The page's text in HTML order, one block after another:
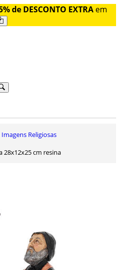
de DESCONTO EXTRA em
Imagens Religiosas
28x12x25 cm resina